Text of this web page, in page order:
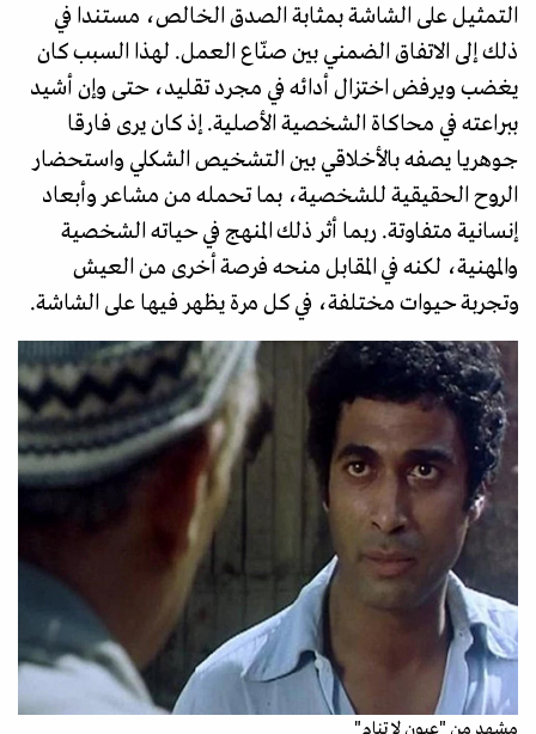
التمثيل على الشاشة بمثابة الصدق الخالص، مستندا في
ذلك إلى الاتفاق الضمني بين صنّاع العمل. لهذا السبب كان
يغضب ويرفض اختزال أدائه في مجرد تقليد، حتى وإن أشيد
ببراعته في محاكاة الشخصية الأصلية. إذ كان يرى فارقا
جوهريا يصفه بالأخلاقي بين التشخيص الشكلي واستحضار
الروح الحقيقية للشخصية، بما تحمله من مشاعر وأبعاد
إنسانية متفاوتة. ربما أثر ذلك المنهج في حياته الشخصية
والمهنية، لكنه في المقابل منحه فرصة أخرى من العيش
وتجربة حيوات مختلفة، في كل مرة يظهر فيها على الشاشة.
مشهد من "عيون لا تنام"